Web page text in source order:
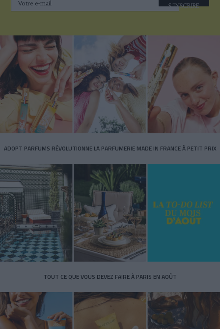
S'INSCRIRE
ADOPT PARFUMS RÉVOLUTIONNE LA PARFUMERIE MADE IN FRANCE À PETIT PRIX
TOUT CE QUE VOUS DEVEZ FAIRE À PARIS EN AOÛT